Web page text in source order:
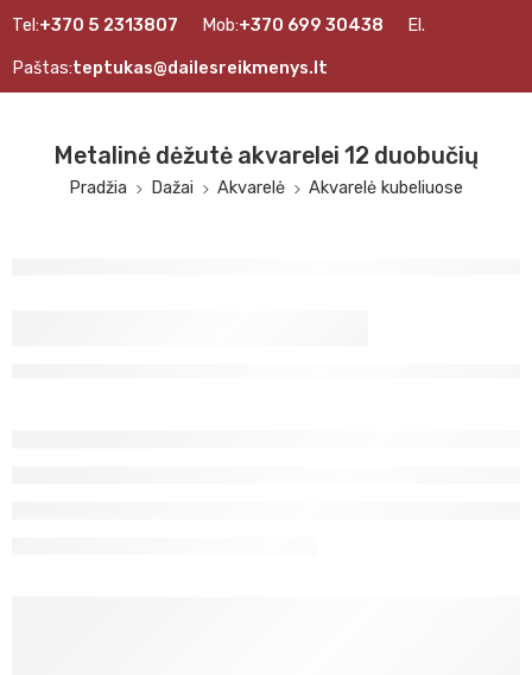
Tel:+370 5 2313807 Mob:+370 699 30438 El.
Paštas:teptukas@dailesreikmenys.lt
Metalinė dėžutė akvarelei 12 duobučių
Pradžia Dažai Akvarelė Akvarelė kubeliuose